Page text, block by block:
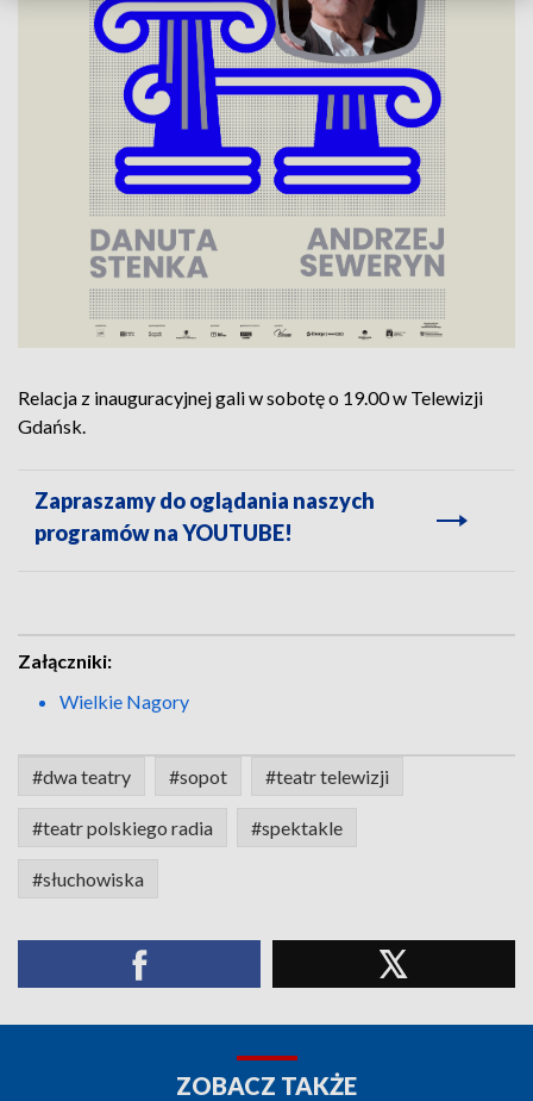
Relacja z inauguracyjnej gali w sobotę o 19.00 w Telewizji
Gdańsk.
Zapraszamy do oglądania naszych
programów na YOUTUBE!
Załączniki:
Wielkie Nagory
#dwa teatry #sopot #teatr telewizji
#teatr polskiego radia #spektakle
#słuchowiska
ZOBACZ TAKŻE